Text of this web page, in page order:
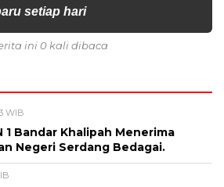
setiap hari
ini 0 kali dibaca
WIB
1 Bandar Khalipah Menerima
Negeri Serdang Bedagai.